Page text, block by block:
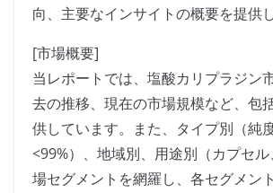
向、主要なインサイトの概要を提供
[市場概要]
当レポートでは、塩酸カリプラジン
去の推移、現在の市場規模など、包
供しています。また、タイプ別（純
<99%）、地域別、用途別（カプセ
場セグメントを網羅し、各セグメン